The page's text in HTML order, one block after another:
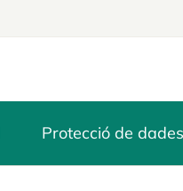
Protecció de dades